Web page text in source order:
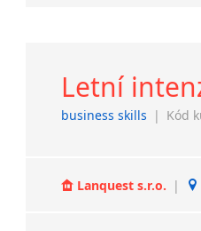
Letní
business skills | Kód
Lanquest s.r.o. |